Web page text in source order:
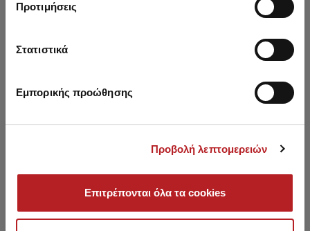
Προτιμήσεις
Στατιστικά
Εμπορικής προώθησης
Προβολή λεπτομερειών
Επιτρέπονται όλα τα cookies
You saw recently
SALE